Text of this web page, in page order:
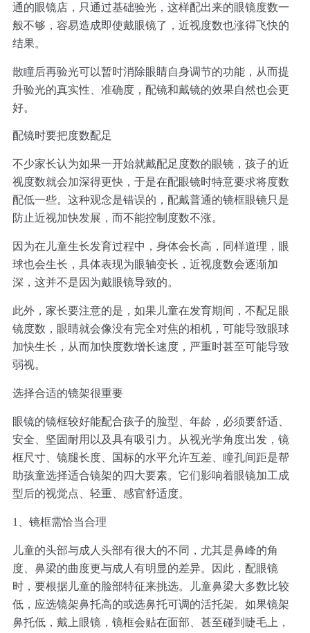
通的眼镜店，只通过基础验光，这样配出来的眼镜度数一
般不够，容易造成即使戴眼镜了，近视度数也涨得飞快的
结果。
散瞳后再验光可以暂时消除眼睛自身调节的功能，从而提
升验光的真实性、准确度，配镜和戴镜的效果自然也会更
好。
配镜时要把度数配足
不少家长认为如果一开始就戴配足度数的眼镜，孩子的近
视度数就会加深得更快，于是在配眼镜时特意要求将度数
配低一些。这种观念是错误的，配戴普通的镜框眼镜只是
防止近视加快发展，而不能控制度数不涨。
因为在儿童生长发育过程中，身体会长高，同样道理，眼
球也会生长，具体表现为眼轴变长，近视度数会逐渐加
深，这并不是因为戴眼镜导致的。
此外，家长要注意的是，如果儿童在发育期间，不配足眼
镜度数，眼睛就会像没有完全对焦的相机，可能导致眼球
加快生长，从而加快度数增长速度，严重时甚至可能导致
弱视。
选择合适的镜架很重要
眼镜的镜框较好能配合孩子的脸型、年龄，必须要舒适、
安全、坚固耐用以及具有吸引力。从视光学角度出发，镜
框尺寸、镜腿长度、国标的水平允许互差、瞳孔间距是帮
助孩童选择适合镜架的四大要素。它们影响着眼镜加工成
型后的视觉点、轻重、感官舒适度。
1、镜框需恰当合理
儿童的头部与成人头部有很大的不同，尤其是鼻峰的角
度、鼻梁的曲度更与成人有明显的差异。因此，配眼镜
时，要根据儿童的脸部特征来挑选。儿童鼻梁大多数比较
低，应选镜架鼻托高的或选鼻托可调的活托架。如果镜架
鼻托低，戴上眼镜，镜框会贴在面部、甚至碰到睫毛上，